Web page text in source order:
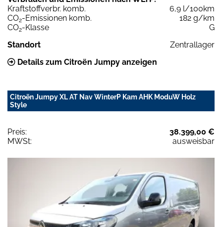
Kraftstoffverbr. komb.
6,9 l/100km
CO2-Emissionen komb.
182 g/km
CO2-Klasse
G
Standort
Zentrallager
Details zum Citroën Jumpy anzeigen
Citroën Jumpy XL AT Nav WinterP Kam AHK ModuW Holz
Style
Preis:
38.399,00 €
MWSt:
ausweisbar